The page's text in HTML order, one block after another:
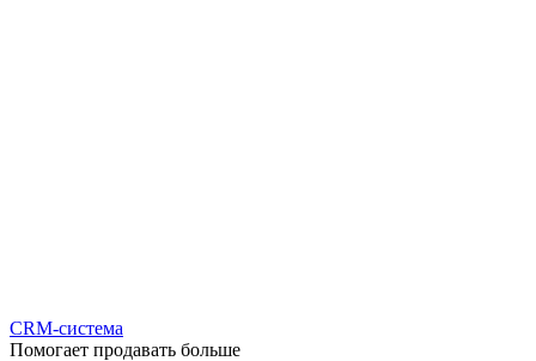
CRM-система
Помогает продавать больше